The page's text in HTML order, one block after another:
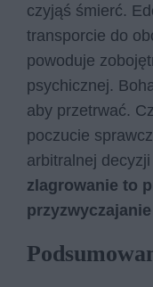
czyjąś śmierć.
transporcie do
powoduje
psychicznej.
aby przetrwać.
poczucie
arbitralnej
zlagrowanie to